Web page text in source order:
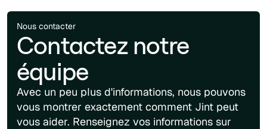
Nous contacter
Contactez notre
équipe
Avec un peu plus d'informations, nous pouvons
vous montrer exactement comment Jint peut
vous aider. Renseignez vos informations sur